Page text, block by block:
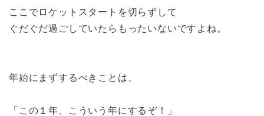
ここでロケットスタートを切らずして
ぐだぐだ過ごしていたらもったいないですよね。
年始にまずするべきことは、
「この１年、こういう年にするぞ！」